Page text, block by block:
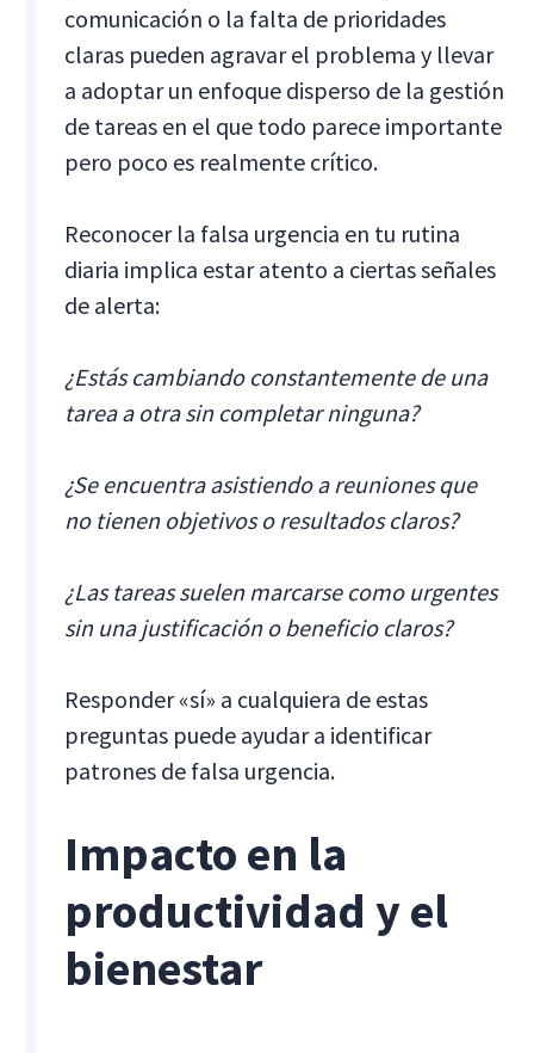
comunicación o la falta de prioridades
claras pueden agravar el problema y llevar
a adoptar un enfoque disperso de la gestión
de tareas en el que todo parece importante
pero poco es realmente crítico.
Reconocer la falsa urgencia en tu rutina
diaria implica estar atento a ciertas señales
de alerta:
¿Estás cambiando constantemente de una
tarea a otra sin completar ninguna?
¿Se encuentra asistiendo a reuniones que
no tienen objetivos o resultados claros?
¿Las tareas suelen marcarse como urgentes
sin una justificación o beneficio claros?
Responder «sí» a cualquiera de estas
preguntas puede ayudar a identificar
patrones de falsa urgencia.
Impacto en la
productividad y el
bienestar